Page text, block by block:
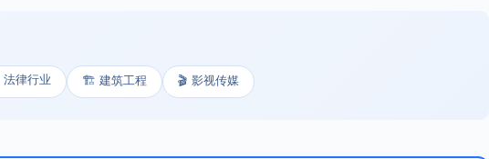
律行业 🏗️ 建筑工程 🎬 影视传媒